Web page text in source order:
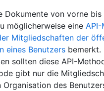
Dokumente von vorne bis
möglicherweise eine
Mitgliedschaften der
eines Benutzers bemerkt.
sollten diese API-
gibt nur die
des